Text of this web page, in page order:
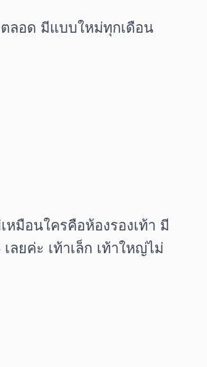
ลอด มีแบบใหม่ทุกเดือน
หมือนใครคือห้องรองเท้า มี
ลยค่ะ เท้าเล็ก เท้าใหญ่ไม่